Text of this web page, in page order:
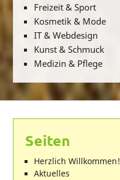
Freizeit & Sport
Kosmetik & Mode
IT & Webdesign
Kunst & Schmuck
Medizin & Pflege
Seiten
Herzlich Willkommen!
Aktuelles